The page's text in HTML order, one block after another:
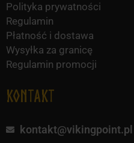
Polityka prywatności
Regulamin
Płatność i dostawa
Wysyłka za granicę
Regulamin promocji
KONTAKT
kontakt@vikingpoint.pl